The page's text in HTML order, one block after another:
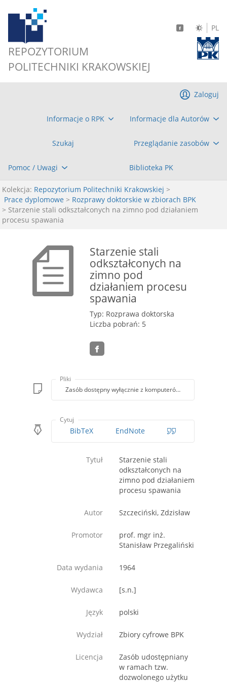
REPOZYTORIUM
POLITECHNIKI KRAKOWSKIEJ
PL
Informacje o RPK Informacje dla Autorów
Szukaj Przeglądanie zasobów
Pomoc / Uwagi Biblioteka PK
Zaloguj
Kolekcja: Repozytorium Politechniki Krakowskiej >
Prace dyplomowe > Rozprawy doktorskie w zbiorach BPK
> Starzenie stali odkształconych na zimno pod działaniem
procesu spawania
Starzenie stali
odkształconych na
zimno pod
działaniem procesu
spawania
Typ: Rozprawa doktorska
Liczba pobrań: 5
Pliki
Zasób dostępny wyłącznie z komputerów Biblioteki PK
Cytuj
BibTeX EndNote
Tytuł
Starzenie stali
odkształconych na
zimno pod działaniem
procesu spawania
Autor Szczeciński, Zdzisław
Promotor
prof. mgr inż.
Stanisław Przegaliński
Data wydania 1964
Wydawca [s.n.]
Język polski
Wydział Zbiory cyfrowe BPK
Licencja
Zasób udostępniany
w ramach tzw.
dozwolonego użytku